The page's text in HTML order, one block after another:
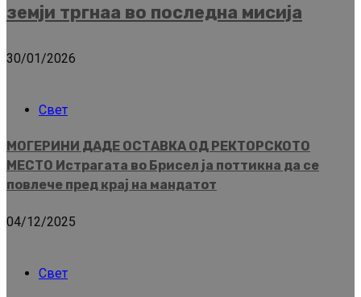
земји тргнаа во последна мисија
30/01/2026
Свет
МОГЕРИНИ ДАДЕ ОСТАВКА ОД РЕКТОРСКОТО
МЕСТО Истрагата во Брисел ја поттикна да се
повлече пред крај на мандатот
04/12/2025
Свет